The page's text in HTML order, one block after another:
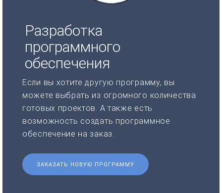
Разработка
программного
обеспечения
Если вы хотите другую программу, вы
можете выбрать из огромного количества
готовых проектов. А также есть
возможность создать программное
обеспечение на заказ.
ЗАКАЗАТЬ НОВУЮ ПРОГРАММУ